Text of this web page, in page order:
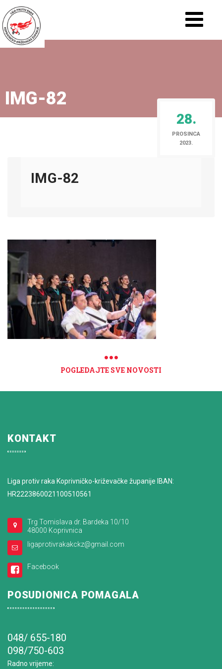
IMG-82
28.
PROSINCA
2023.
IMG-82
POGLEDAJTE SVE NOVOSTI
KONTAKT
Liga protiv raka Koprivničko-križevačke županije IBAN:
HR2223860021100510561
Trg Tomislava dr. Bardeka 10/10
48000 Koprivnica
ligaprotivrakakckz@gmail.com
Facebook
POSUDIONICA POMAGALA
048/ 655-180
098/750-603
Radno vrijeme: